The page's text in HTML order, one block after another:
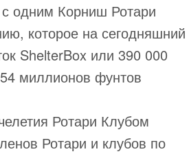
с одним Корниш Ротари
которое на сегодняшний
ShelterBox или 390 000
миллионов фунтов
Ротари Клубом
Ротари и клубов по